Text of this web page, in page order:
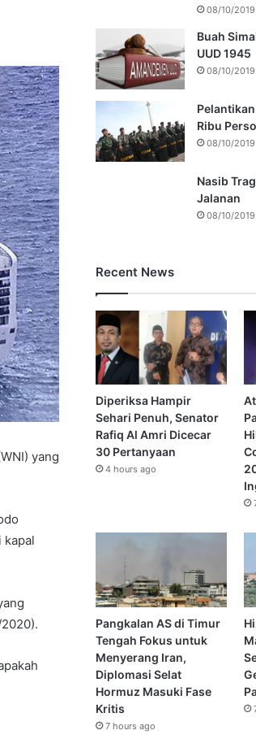
yang
kapal
08/10/2019
Buah
UUD 1945
08/10/2019
Ribu
08/10/2019
Nasib
Jalanan
08/10/2019
Recent News
Diperiksa Hampir
Sehari Penuh, Senator
Rafiq Al Amri Dicecar
30 Pertanyaan
4 hours ago
Pangkalan AS di Timur
Tengah Fokus untuk
Menyerang Iran,
Diplomasi Selat
Hormuz Masuki Fase
Kritis
7 hours ago